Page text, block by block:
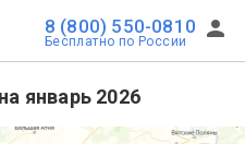
8 (800) 550-0810
Бесплатно по России
январь 2026